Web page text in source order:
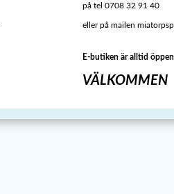
på tel 0708 32 91 40
eller på mailen
E-butiken är alltid öppen
VÄLKOMMEN